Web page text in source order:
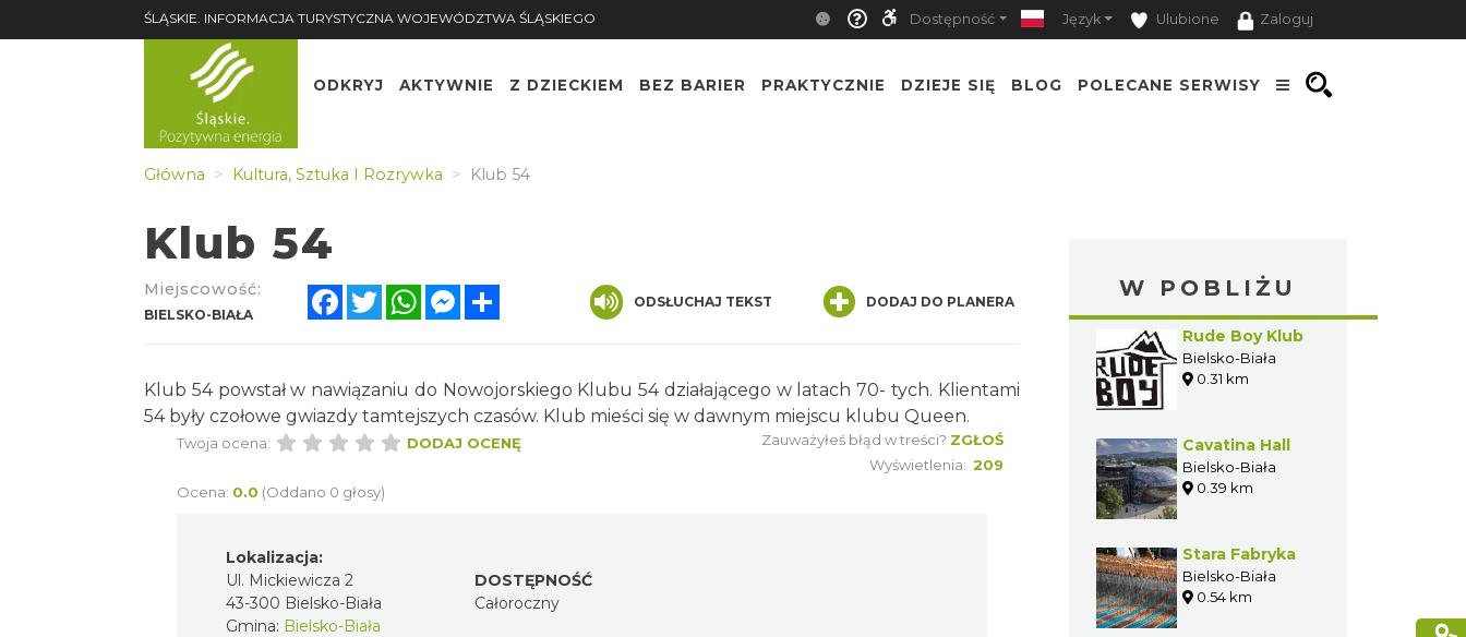
ŚLĄSKIE. INFORMACJA TURYSTYCZNA WOJEWÓDZTWA ŚLĄSKIEGO Dostępność Język Ulubione Zaloguj
ODKRYJ AKTYWNIE Z DZIECKIEM BEZ BARIER PRAKTYCZNIE DZIEJE SIĘ BLOG POLECANE SERWISY
Główna Kultura, Sztuka I Rozrywka Klub 54
Klub 54
Miejscowość:
BIELSKO-BIAŁA
FacebookTwitterWhatsAppMessenger ODSŁUCHAJ TEKST DODAJ DO PLANERA
Klub 54 powstał w nawiązaniu do Nowojorskiego Klubu 54 działającego w latach 70- tych. Klientami
54 były czołowe gwiazdy tamtejszych czasów. Klub mieści się w dawnym miejscu klubu Queen.
Twoja ocena: DODAJ OCENĘ
Ocena: 0.0 (Oddano 0 głosy)
Zauważyłeś błąd w treści? ZGŁOŚ
Wyświetlenia: 209
Lokalizacja:
Ul. Mickiewicza 2
43-300 Bielsko-Biała
Gmina: Bielsko-Biała
DOSTĘPNOŚĆ
Całoroczny
W POBLIŻU
Rude Boy Klub
Bielsko-Biała
0.31 km
Cavatina Hall
Bielsko-Biała
0.39 km
Stara Fabryka
Bielsko-Biała
0.54 km